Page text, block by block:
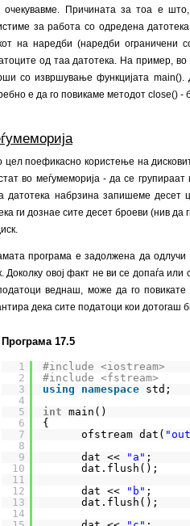
очекувавме. Причината за тоа е
за работа со одредена
на наредби (наредби ограничени
од таа датотека. На пример, во
со извршување функцијата main().
е да го повикаме методот close() -
цел поефикасно користење на
во меѓумеморија - да се
датотека набрзина запишеме десет
ги дознае сите десет броеви (нив
програма е задолжена да одлучи
Доколку овој факт не ви се допаѓа
веднаш, може да го повикате
дека сите податоци кои дотогаш
Програма 17.5
1
2
3
4
5
6
7
8
9
10
11
12
13
14
#include <iostream>
#include <fstream>
using
namespace std;
int main()
{
ofstream dat(
dat <<
"a" ;
dat.flush();
dat <<
"b" ;
dat.flush();